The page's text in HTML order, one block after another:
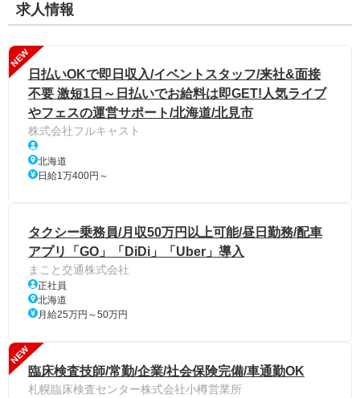
求人情報
NEW
日払いOKで即日収入/イベントスタッフ/来社&面接
不要 激短1日～日払いでお給料は即GET!人気ライブ
やフェスの運営サポート/北海道/北見市
株式会社フルキャスト
北海道
日給1万400円～
タクシー乗務員/月収50万円以上可能/昼日勤務/配車
アプリ「GO」「DiDi」「Uber」導入
まこと交通株式会社
正社員
北海道
月給25万円～50万円
NEW
臨床検査技師/常勤/企業/社会保険完備/車通勤OK
札幌臨床検査センター株式会社小樽営業所